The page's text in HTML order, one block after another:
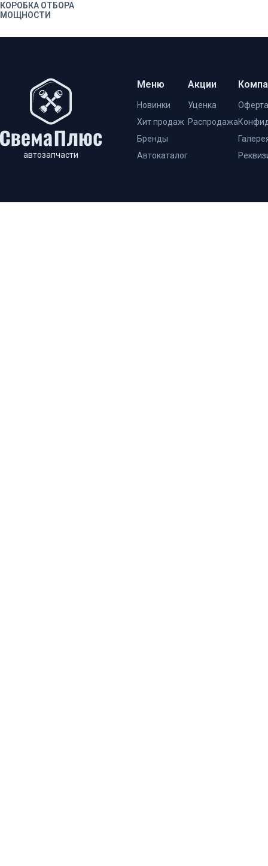
КОРОБКА ОТБОРА
МОЩНОСТИ
КАБИНА
ОТОПЛЕНИЕ И ВЕНТИЛЯЦИЯ
ПЛАТФОРМА
МЕХАНИЗМ ПОДЪЕМА
КУЗОВАавтозапчасти
Меню
Новинки
Хит продаж
Бренды
Автокаталог
Акции
Уценка
Распродажа
Оферта